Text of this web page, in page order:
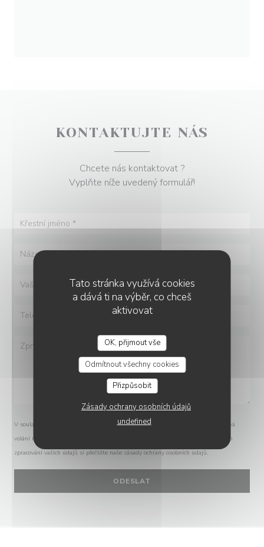
Tato stránka využívá cookies
a dává ti na výběr, co chceš
aktivovat
OK, přijmout vše
Odmítnout všechny cookies
Přizpůsobit
Zásady ochrany osobních údajů
undefined
KONTAKTUJTE NÁS
Chcete nás kontaktovat ?
Vyplňte níže uvedený formulář!
V souladu se zákonem o ochraně spotřebitele máte právo odmítnout marketingová
volání registrací v Robinsonově seznamu:
. Pro více informací o
zpracování vašich údajů si přečtěte naše zásady ochrany osobních údajů.